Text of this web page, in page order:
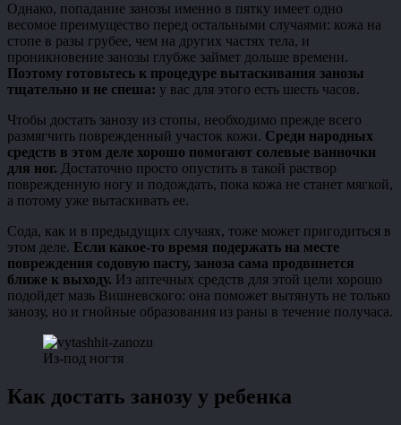
Однако, попадание занозы именно в пятку имеет одно
весомое преимущество перед остальными случаями: кожа на
стопе в разы грубее, чем на других частях тела, и
проникновение занозы глубже займет дольше времени.
Поэтому готовьтесь к процедуре вытаскивания занозы
тщательно и не спеша: у вас для этого есть шесть часов.
Чтобы достать занозу из стопы, необходимо прежде всего
размягчить поврежденный участок кожи. Среди народных
средств в этом деле хорошо помогают солевые ванночки
для ног. Достаточно просто опустить в такой раствор
поврежденную ногу и подождать, пока кожа не станет мягкой,
а потому уже вытаскивать ее.
Сода, как и в предыдущих случаях, тоже может пригодиться в
этом деле. Если какое-то время подержать на месте
повреждения содовую пасту, заноза сама продвинется
ближе к выходу. Из аптечных средств для этой цели хорошо
подойдет мазь Вишневского: она поможет вытянуть не только
занозу, но и гнойные образования из раны в течение получаса.
Из-под ногтя
Как достать занозу у ребенка